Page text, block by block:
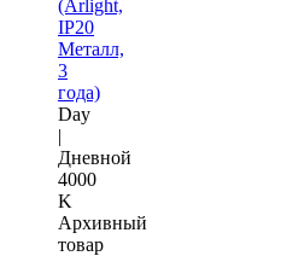
(Arlight,
IP20
Металл,
3
года)
Day
|
Дневной
4000
K
Архивный
товар